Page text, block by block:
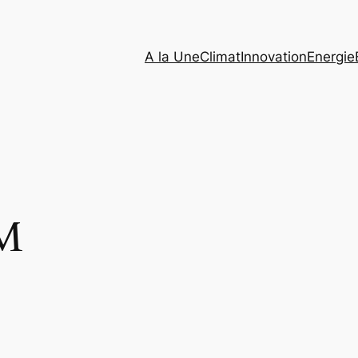
A la UneClimatInnovationEnergie